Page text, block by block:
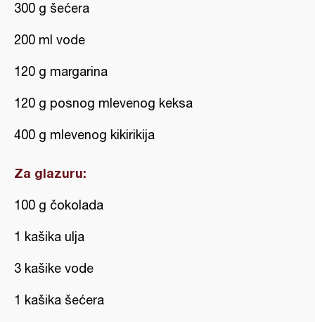
300 g šećera
200 ml vode
120 g margarina
120 g posnog mlevenog keksa
400 g mlevenog kikirikija
Za glazuru:
100 g čokolada
1 kašika ulja
3 kašike vode
1 kašika šećera